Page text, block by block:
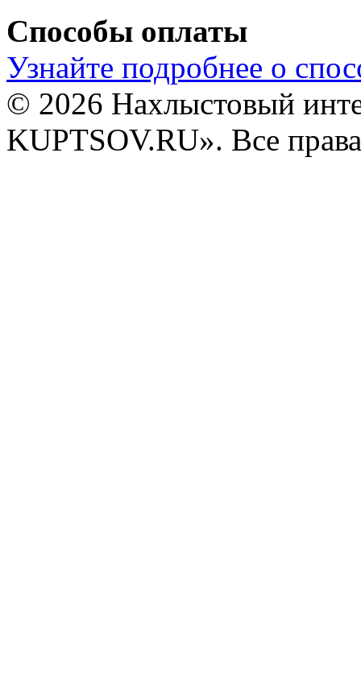
Способы оплаты
Узнайте подробнее о
© 2026 Нахлыстовый
KUPTSOV.RU». Все